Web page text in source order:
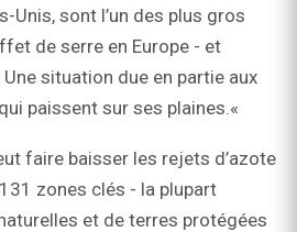
Unis, sont l’un des plus gros
de serre en Europe - et
situation due en partie aux
paissent sur ses plaines.«
faire baisser les rejets d’azote
zones clés - la plupart
et de terres protégées